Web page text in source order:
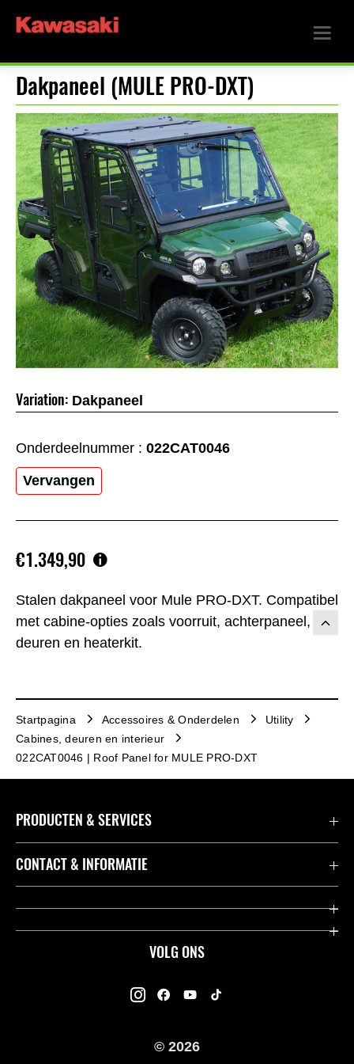
Dakpaneel (MULE PRO-DXT)
Stalen dakpaneel voor Mule PRO-DXT. Compatibel
met cabine-opties zoals voorruit, achterpaneel,
deuren en heaterkit.
€1.349,90
Variation: Dakpaneel
Onderdeelnummer : 022CAT0046
Vervangen
Startpagina Accessoires & Onderdelen
Utility
Cabines, deuren en interieur
022CAT0046 | Roof Panel for MULE PRO-DXT
VOLG ONS
PRODUCTEN & SERVICES
Accessoires & Onderdelen
Dealers
K-Care Fabrieksgarantie
Gebruikershandleidingen
CONTACT & INFORMATIE
Contact
© 2026